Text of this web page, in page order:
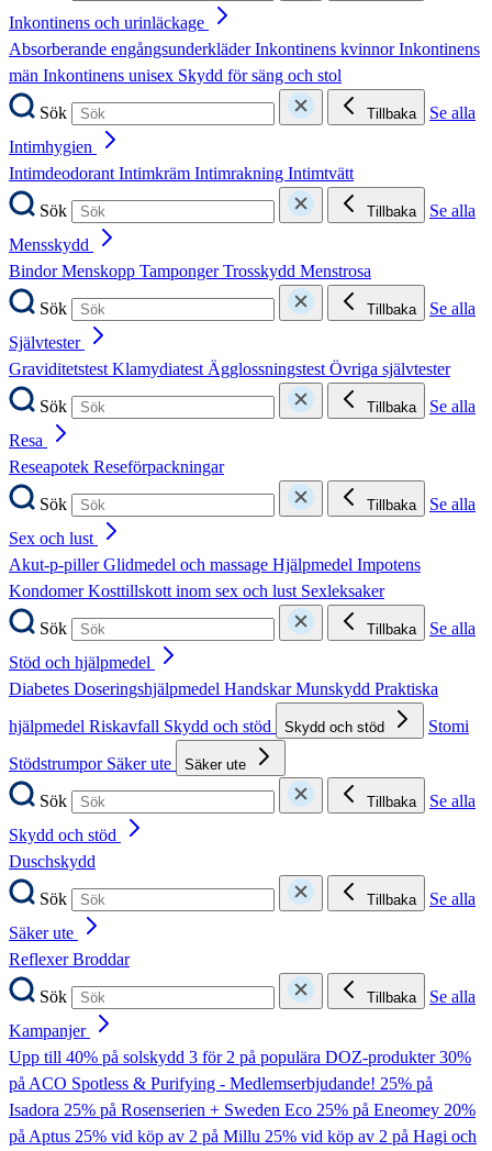
Inkontinens och urinläckage
Absorberande engångsunderkläderInkontinens kvinnorInkontinens
män Inkontinens unisex Skydd för säng och stol
Sök
Tillbaka
Se alla
Intimhygien
IntimdeodorantIntimkräm Intimrakning Intimtvätt
Sök
Tillbaka
Se alla
Mensskydd
BindorMenskopp TampongerTrosskydd Menstrosa
Sök
Tillbaka
Se alla
Självtester
GraviditetstestKlamydiatestÄgglossningstestÖvriga självtester
Sök
Tillbaka
Se alla
Resa
Reseapotek Reseförpackningar
Sök
Tillbaka
Se alla
Sex och lust
Akut-p-pillerGlidmedel och massage Hjälpmedel Impotens
KondomerKosttillskott inom sex och lust Sexleksaker
Sök
Tillbaka
Se alla
Stöd och hjälpmedel
Diabetes Doseringshjälpmedel HandskarMunskydd Praktiska
hjälpmedel Riskavfall Skydd och stöd Skydd och stöd
Stomi
Stödstrumpor Säker ute Säker ute
Sök Tillbaka
Se alla
Skydd och stöd
Duschskydd
Sök
Tillbaka
Se alla
Säker ute
ReflexerBroddar
Sök
Tillbaka
Se alla
Kampanjer
Upp till 40% på solskydd 3 för 2 på populära DOZ-produkter30%
på ACO Spotless & Purifying - Medlemserbjudande! 25% på
Isadora 25% på Rosenserien + Sweden Eco 25% på Eneomey 20%
på Aptus 25% vid köp av 2 på Millu 25% vid köp av 2 på Hagi och